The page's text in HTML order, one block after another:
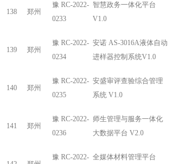
138 郑州
豫 RC-2022-
0233
智慧政务一体化平台
V1.0
139 郑州
豫 RC-2022-
0234
安诺 AS-3016A液体自动
进样器控制系统V1.0
140 郑州
豫 RC-2022-
0235
安盛审评查验综合管理
系统 V1.0
141 郑州
豫 RC-2022-
0236
师生管理与服务一体化
大数据平台 V2.0
豫 RC-2022- 全媒体材料管理平台